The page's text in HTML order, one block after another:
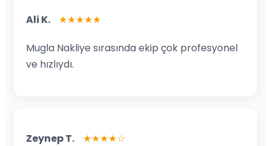
Ali K. ★★★★★
Mugla Nakliye sırasında ekip çok profesyonel
ve hızlıydı.
Zeynep T. ★★★★☆